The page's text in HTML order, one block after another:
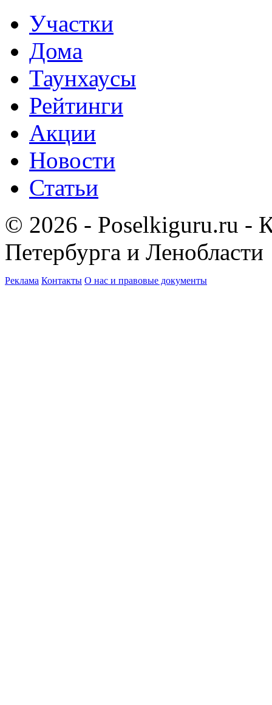
Участки
Дома
Таунхаусы
Рейтинги
Акции
Новости
Статьи
© 2026 - Poselkiguru.ru -
Петербурга и Ленобласти
Реклама Контакты О нас и правовые документы